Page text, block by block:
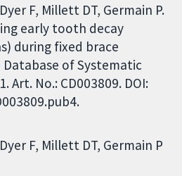
F, Millett DT, Germain P.
early tooth decay
during fixed brace
of Systematic
Art. No.: CD003809. DOI:
Dyer F Millett DT Germain P